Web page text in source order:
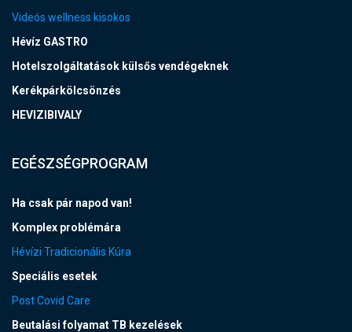
Videós wellness kisokos
Hévíz GASTRO
Hotelszolgáltatások külsős vendégeknek
Kerékpárkölcsönzés
HEVIZIBIVALY
EGÉSZSÉGPROGRAM
Ha csak pár napod van!
Komplex problémára
Hévízi Tradicionális Kúra
Speciális esetek
Post Covid Care
Beutalási folyamat TB kezelések